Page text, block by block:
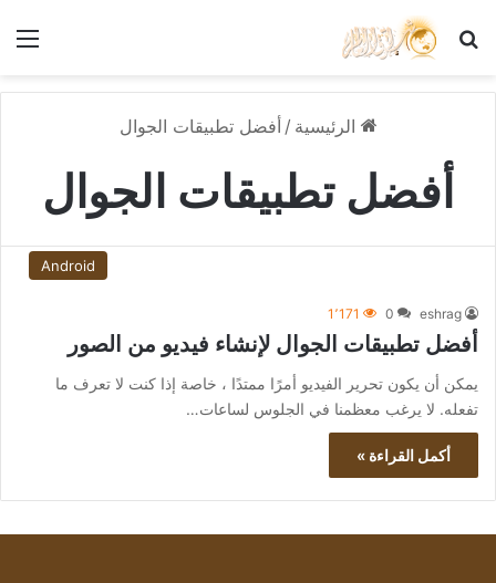
بحث عن
الرئيسية / أفضل تطبيقات الجوال
أفضل تطبيقات الجوال
Android
eshrag
0 1٬171
أفضل تطبيقات الجوال لإنشاء فيديو من الصور
يمكن أن يكون تحرير الفيديو أمرًا ممتدًا ، خاصة إذا كنت لا تعرف ما
تفعله. لا يرغب معظمنا في الجلوس لساعات…
أكمل القراءة »